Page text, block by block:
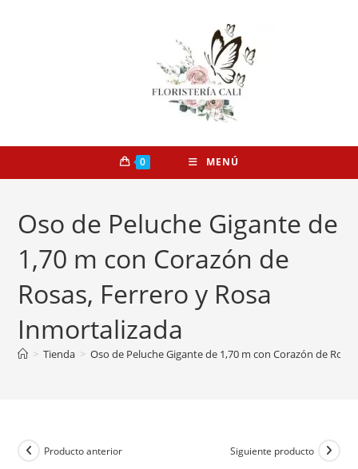
0 MENÚ
Oso de Peluche Gigante de
1,70 m con Corazón de
Rosas, Ferrero y Rosa
Inmortalizada
> Tienda > Oso de Peluche Gigante de 1,70 m con Corazón de
Producto anterior Siguiente producto